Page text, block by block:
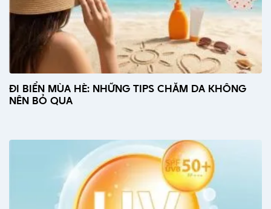
ĐI BIỂN MÙA HÈ: NHỮNG TIPS CHĂM DA KHÔNG
NÊN BỎ QUA